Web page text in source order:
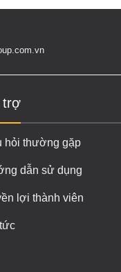
trợ
hỏi thường gặp
dẫn sử dụng
lợi thành viên